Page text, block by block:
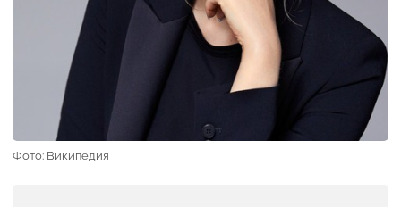
Фото: Википедия